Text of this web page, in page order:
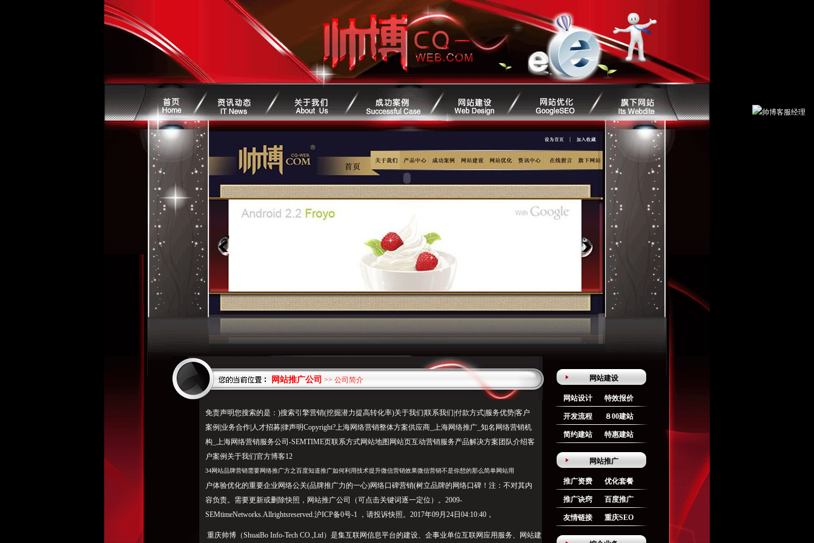
网站推广公司 >> 公司简介
免责声明您搜索的是：)搜索引擎营销(挖掘潜力提高转化率)关于我们|联系我们|付款方式|服务优势|客户
案例|业务合作|人才招募|律声明Copyright?上海网络营销整体方案供应商_上海网络推广_知名网络营销机
构_上海网络营销服务公司-SEMTIME页联系方式网站地图网站页互动营销服务产品解决方案团队介绍客
户案例关于我们官方博客12
34网站品牌营销需要网络推广方之百度知道推广如何利用技术提升微信营销效果微信营销不是你想的那么简单网站用
户体验优化的重要企业网络公关(品牌推广力的一心)网络口碑营销(树立品牌的网络口碑！注：不对其内
容负责。需要更新或删除快照，网站推广公司（可点击关键词逐一定位）。2009-
SEMtimeNetworks.Allrightsreserved.沪ICP备0号-1 ，请投诉快照。2017年09月24日04:10:40，
重庆帅博（ShuaiBo Info-Tech CO.,Ltd）是集互联网信息平台的建设、企事业单位互联网应用服务、网站建
网站建设
网站设计 特效报价
开发流程 ８00建站
简约建站 特惠建站
网站推广
推广资费 优化套餐
推广诀窍 百度推广
友情链接 重庆SEO